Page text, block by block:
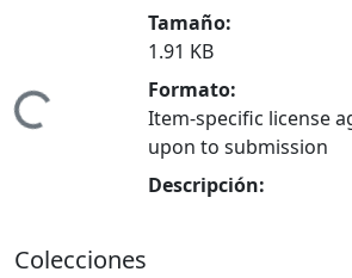
Tamaño:
1.91 KB
Formato:
Item-specific license
upon to submission
Descripción:
Colecciones